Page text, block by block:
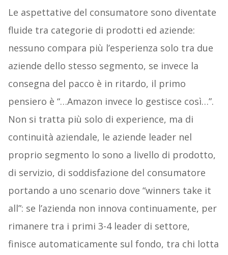
Le aspettative del consumatore sono diventate
fluide tra categorie di prodotti ed aziende:
nessuno compara più l’esperienza solo tra due
aziende dello stesso segmento, se invece la
consegna del pacco è in ritardo, il primo
pensiero è “…Amazon invece lo gestisce così…”.
Non si tratta più solo di experience, ma di
continuità aziendale, le aziende leader nel
proprio segmento lo sono a livello di prodotto,
di servizio, di soddisfazione del consumatore
portando a uno scenario dove “winners take it
all”: se l’azienda non innova continuamente, per
rimanere tra i primi 3-4 leader di settore,
finisce automaticamente sul fondo, tra chi lotta